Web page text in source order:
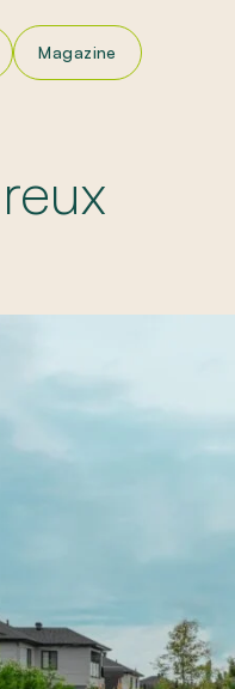
Magazine
Inspirations
Appliquer